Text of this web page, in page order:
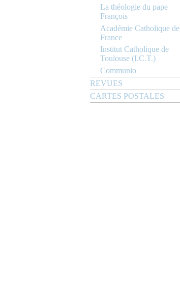
La théologie du pape
François
Académie Catholique de
France
Institut Catholique de
Toulouse (I.C.T.)
Communio
REVUES
CARTES POSTALES